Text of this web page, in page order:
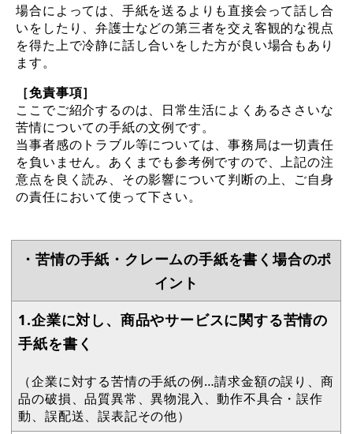
場合によっては、手紙を送るよりも直接会って話し合
いをしたり、弁護士などの第三者を交え客観的な視点
を得た上で冷静に話し合いをした方が良い場合もあり
ます。
［免責事項］
ここでご紹介するのは、日常生活によくあるささいな
苦情についての手紙の文例です。
当事者感のトラブル等については、事務局は一切責任
を負いません。あくまでも参考例ですので、上記の注
意点を良く読み、その影響について判断の上、ご自身
の責任において使って下さい。
・苦情の手紙・クレームの手紙を書く場合のポ
イント
1.企業に対し、商品やサービスに関する苦情の
手紙を書く
（企業に対する苦情の手紙の例…請求金額の誤り、商
品の破損、品質異常、異物混入、動作不具合・誤作
動、誤配送、誤表記その他）